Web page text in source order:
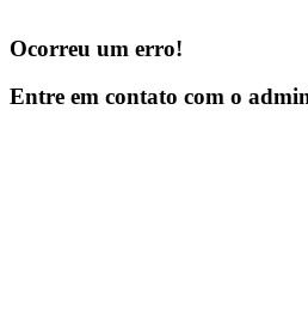
Ocorreu um erro!
Entre em contato com o